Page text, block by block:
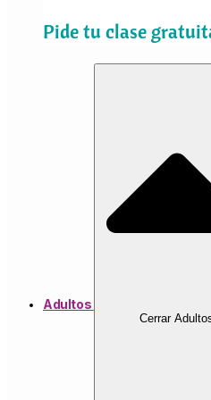
Pide tu clase
Adultos
Cerrar